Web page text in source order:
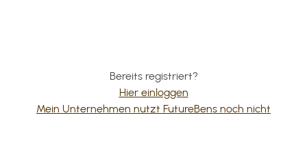
Bereits registriert?
Hier einloggen
Mein Unternehmen nutzt FutureBens noch nicht